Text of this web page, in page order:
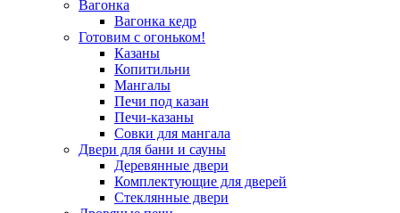
Вагонка
Вагонка кедр
Готовим с огоньком!
Казаны
Копитильни
Мангалы
Печи под казан
Печи-казаны
Совки для мангала
Двери для бани и сауны
Деревянные двери
Комплектующие для дверей
Стеклянные двери